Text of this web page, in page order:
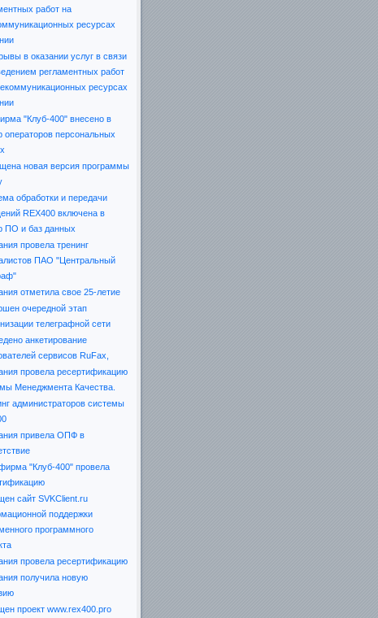
работ на
ресурсах
в оказании услуг в связи
регламентных работ
ресурсах
"Клуб-400" внесено в
операторов персональных
новая версия программы
обработки и передачи
REX400 включена в
ПО и баз данных
провела тренинг
ПАО "Центральный
отметила свое 25-летие
очередной этап
телеграфной сети
анкетирование
сервисов RuFax,
провела ресертификацию
Менеджмента Качества.
администраторов системы
привела ОПФ в
"Клуб-400" провела
сайт SVKClient.ru
поддержки
программного
провела ресертификацию
получила новую
проект www.rex400.pro